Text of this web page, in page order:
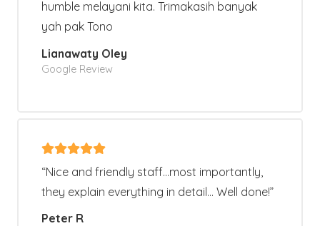
humble melayani kita. Trimakasih banyak
yah pak Tono
Lianawaty Oley
Google Review
“Nice and friendly staff…most importantly,
they explain everything in detail… Well done!”
Peter R